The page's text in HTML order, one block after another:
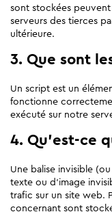
sont stockées
serveurs des tierces
ultérieure.
3. Que sont
Un script est un
fonctionne
exécuté sur notre
4. Qu’est-ce
Une balise invisible
texte ou d’image
trafic sur un site web.
concernant sont